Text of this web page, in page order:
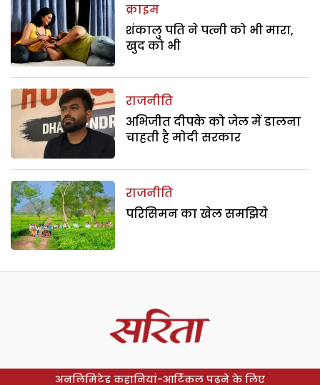
क्राइम
शंकालु पति ने पत्नी को भी मारा,
खुद को भी
राजनीति
अभिजीत दीपके को जेल में डालना
चाहती है मोदी सरकार
राजनीति
परिसिमन का खेल समझिये
अनलिमिटेड कहानियां-आर्टिकल पढ़ने के लिए